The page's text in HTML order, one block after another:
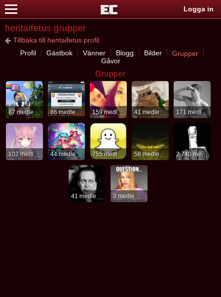
Logga in
hentaifetus grupper
Tillbaka till hentaifetus profil
Profil
Gästbok Vänner Blogg Bilder
Grupper
Gåvor
Grupper
87 medlemmar 86 medlemmar 159 medlemmar 41 medlemmar 171 medlemmar
102 medlemmar 44 medlemmar 58 medlemmar 2 740 medlemmar
3 medlemmar